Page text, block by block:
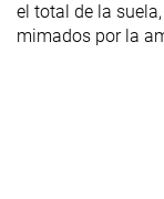
el total de la
mimados por la